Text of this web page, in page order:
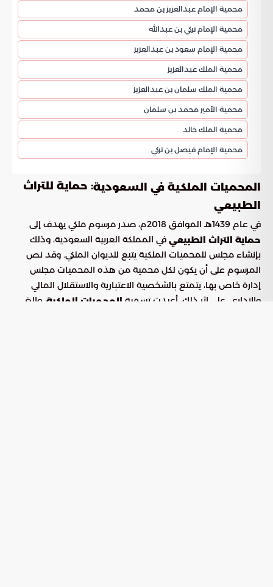
محمية الإمام عبدالعزيز بن محمد
محمية الإمام تركي بن عبدالله
محمية الإمام سعود بن عبدالعزيز
محمية الملك عبدالعزيز
محمية الملك سلمان بن عبدالعزيز
محمية الأمير محمد بن سلمان
محمية الملك خالد
محمية الإمام فيصل بن تركي
المحميات الملكية في السعودية: حماية للتراث
الطبيعي
في عام 1439هـ الموافق 2018م، صدر مرسوم ملكي يهدف إلى
حماية التراث الطبيعي في المملكة العربية السعودية، وذلك
بإنشاء مجلس للمحميات الملكية يتبع للديوان الملكي. وقد نص
المرسوم على أن يكون لكل محمية من هذه المحميات مجلس
إدارة خاص بها، يتمتع بالشخصية الاعتبارية والاستقلال المالي
والإداري. على إثر ذلك، أعيدت تسمية المحميات الملكية ، والتي